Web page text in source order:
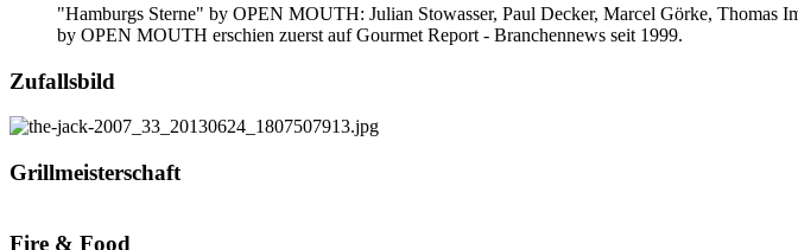
"Hamburgs Sterne" by OPEN MOUTH: Julian Stowasser, Paul Decker, Marcel Görke, Thomas
by OPEN MOUTH erschien zuerst auf Gourmet Report - Branchennews seit 1999.
Zufallsbild
Grillmeisterschaft
Fire & Food